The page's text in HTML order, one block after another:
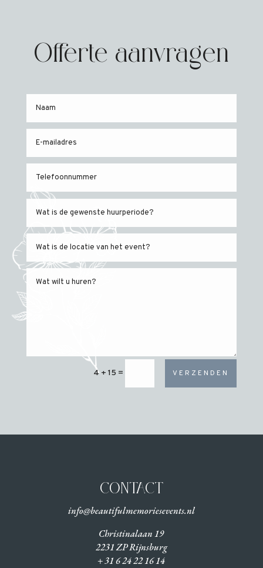
Offerte aanvragen
4 + 15 = VERZENDEN
CONTACT
info@beautifulmemoriesevents.nl
Christinalaan 19
2231 ZP Rijnsburg
+ 31 6 24 22 16 14